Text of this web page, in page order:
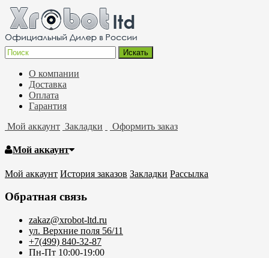
О компании
Доставка
Оплата
Гарантия
Мой аккаунт Закладки Оформить заказ
Мой аккаунт
Мой аккаунт История заказов Закладки Рассылка
Обратная связь
zakaz@xrobot-ltd.ru
ул. Верхние поля 56/11
+7(499) 840-32-87
Пн-Пт 10:00-19:00